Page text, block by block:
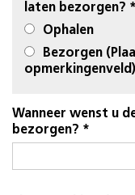
laten bezorgen? *
Ophalen
Bezorgen
opmerkingenveld)
Wanneer wenst u
bezorgen? *